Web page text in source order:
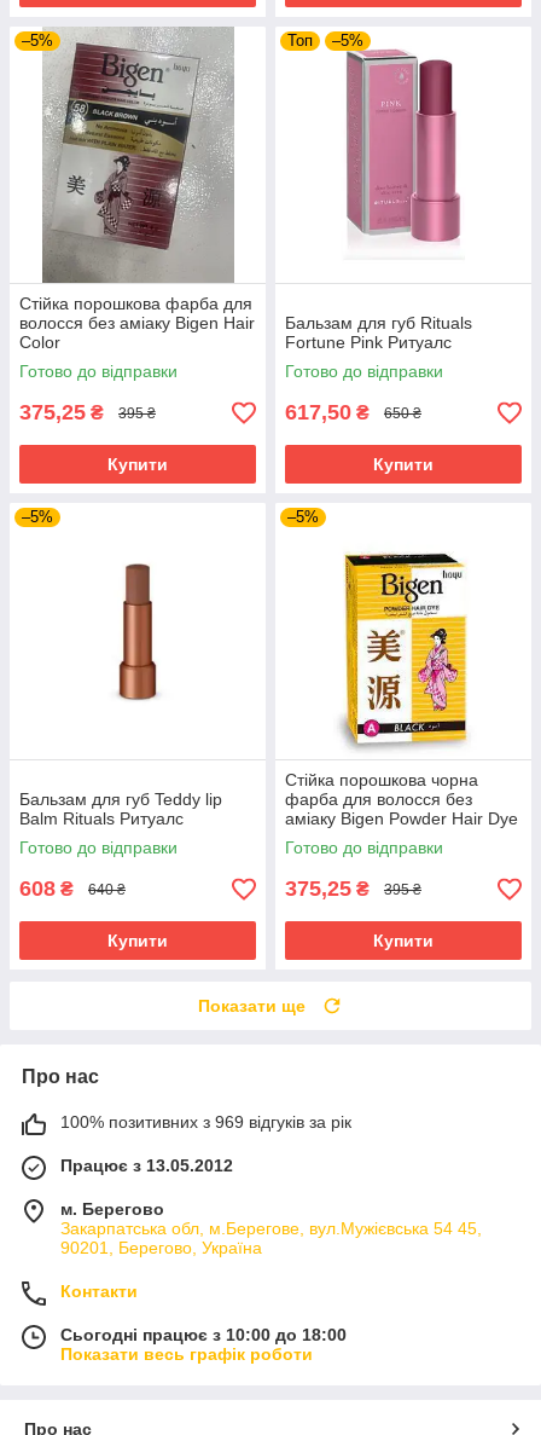
–5%
Стійка порошкова фарба для
волосся без аміаку Bigen Hair
Color
Готово до відправки
375,25 ₴ 395 ₴
Купити
Топ –5%
Бальзам для губ Rituals
Fortune Pink Ритуалс
Готово до відправки
617,50 ₴ 650 ₴
Купити
–5%
Бальзам для губ Teddy lip
Balm Rituals Ритуалс
Готово до відправки
608 ₴ 640 ₴
Купити
–5%
Стійка порошкова чорна
фарба для волосся без
аміаку Bigen Powder Hair Dye
Готово до відправки
375,25 ₴ 395 ₴
Купити
Показати ще
Про нас
100% позитивних з 969 відгуків за рік
Працює з 13.05.2012
м. Берегово
Закарпатська обл, м.Берегове, вул.Мужієвська 54 45,
90201, Берегово, Україна
Контакти
Сьогодні працює з 10:00 до 18:00
Показати весь графік роботи
Про нас